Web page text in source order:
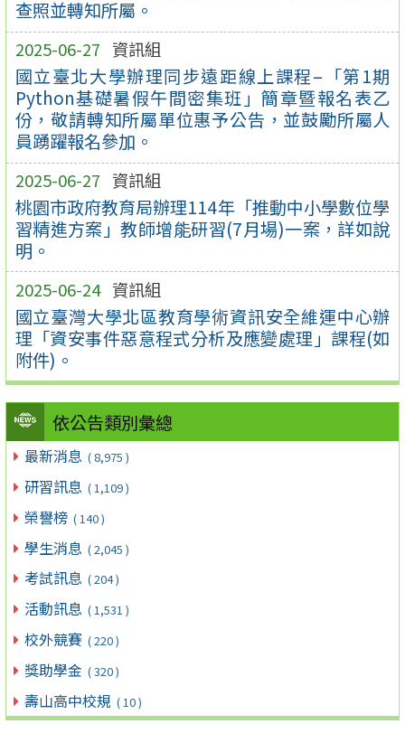
查照並轉知所屬。
2025-06-27 資訊組
國立臺北大學辦理同步遠距線上課程–「第1期
Python基礎暑假午間密集班」簡章暨報名表乙
份，敬請轉知所屬單位惠予公告，並鼓勵所屬人
員踴躍報名參加。
2025-06-27 資訊組
桃園市政府教育局辦理114年「推動中小學數位學
習精進方案」教師增能研習(7月場)一案，詳如說
明。
2025-06-24 資訊組
國立臺灣大學北區教育學術資訊安全維運中心辦
理「資安事件惡意程式分析及應變處理」課程(如
附件)。
依公告類別彙總
最新消息 ( 8,975 )
研習訊息 ( 1,109 )
榮譽榜 ( 140 )
學生消息 ( 2,045 )
考試訊息 ( 204 )
活動訊息 ( 1,531 )
校外競賽 ( 220 )
獎助學金 ( 320 )
壽山高中校規 ( 10 )